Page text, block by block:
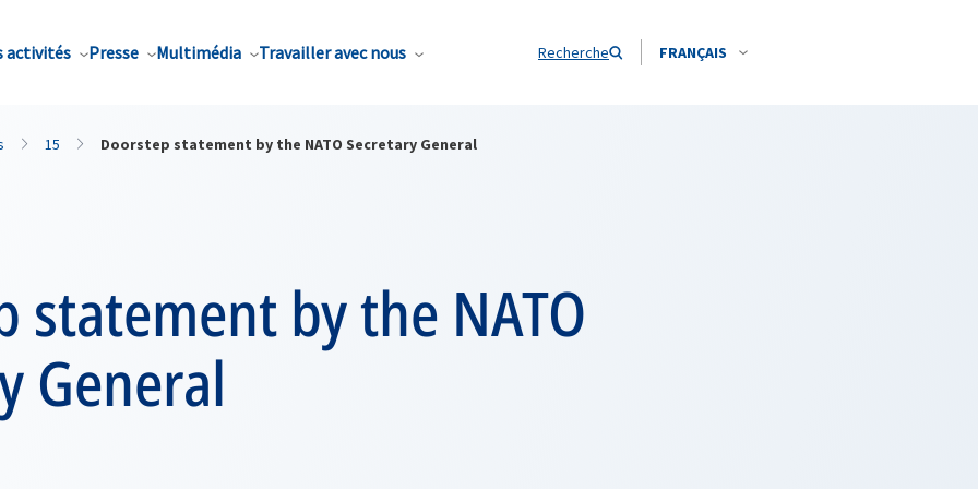
activités Presse Multimédia Travailler avec nous Recherche FRANÇAIS
15 Doorstep statement by the NATO Secretary General
statement by the NATO
General